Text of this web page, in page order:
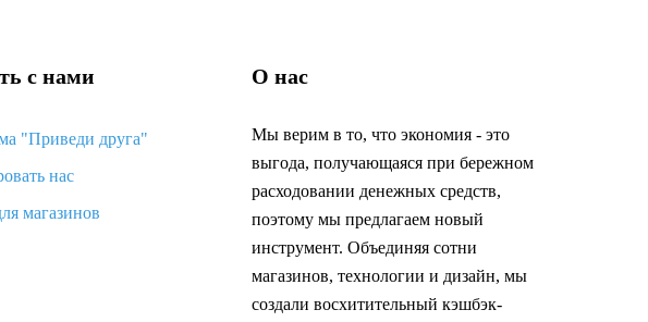
с нами
"Приведи друга"
нас
магазинов
О нас
Мы верим в то, что экономия - это
выгода, получающаяся при бережном
расходовании денежных средств,
поэтому мы предлагаем новый
инструмент. Объединяя сотни
магазинов, технологии и дизайн, мы
создали восхитительный кэшбэк-